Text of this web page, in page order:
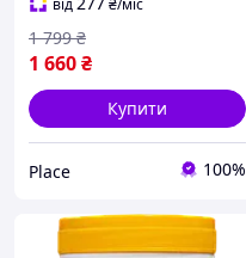
від ₴/міс
1 660₴
1 799 ₴
Купити
Place 100%